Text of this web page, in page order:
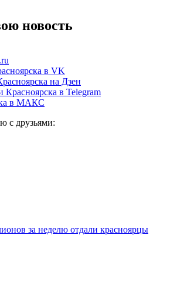
новость
в VK
на Дзен
Красноярска в Telegram
в МАКС
с друзьями:
за неделю отдали красноярцы